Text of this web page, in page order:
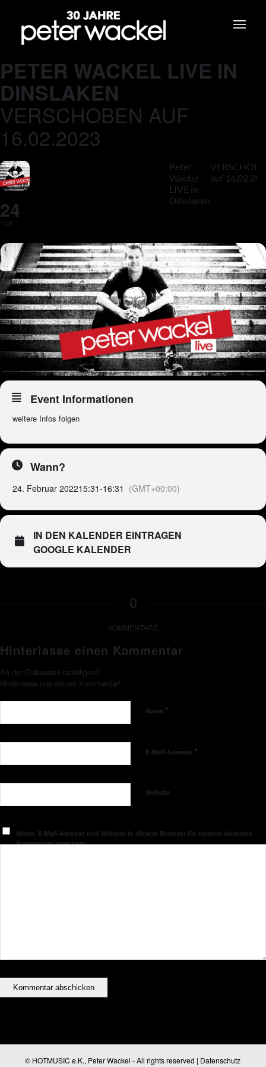
PETER WACKEL LIVE IN
DINSLAKEN
VERSCHOBEN AUF
16.02.2023
24
FEB
Peter
Wackel
LIVE in
Dinslaken
auf
Event Informationen
weitere Infos folgen
Wann?
24. Februar 202215:31-16:31 (GMT+00:00)
IN DEN KALENDER EINTRAGEN
GOOGLE KALENDER
0
KOMMENTARE
Hinterlasse einen Kommentar
An der Diskussion beteiligen?
Hinterlasse uns deinen Kommentar!
Name *
E-Mail-Adresse *
Website
Name, E-Mail-Adresse und Website in diesem Browser für meinen nächsten
Kommentar speichern.
© HOTMUSIC e.K., Peter Wackel - All rights reserved | Datenschutz